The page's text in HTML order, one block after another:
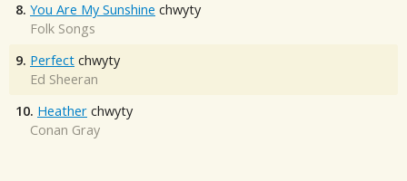
8. You Are My Sunshine chwyty
Folk Songs
9. Perfect chwyty
Ed Sheeran
10. Heather chwyty
Conan Gray